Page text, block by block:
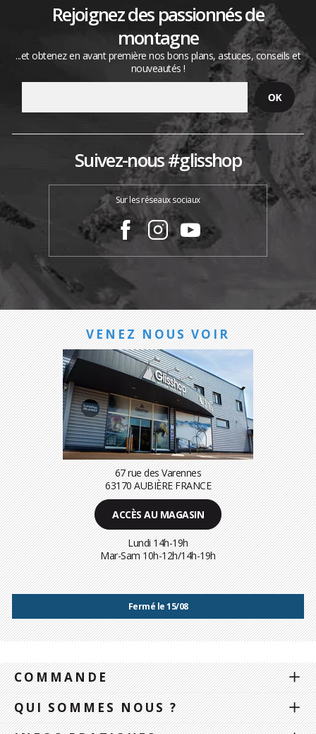
Rejoignez des passionnés de
montagne
...et obtenez en avant première nos bons plans, astuces, conseils et
nouveautés !
Suivez-nous #glisshop
Sur les réseaux sociaux
VENEZ NOUS VOIR
67 rue des Varennes
63170 AUBIÈRE FRANCE
ACCÈS AU MAGASIN
Lundi 14h-19h
Mar-Sam 10h-12h/14h-19h
Fermé le 15/08
COMMANDE
QUI SOMMES NOUS ?